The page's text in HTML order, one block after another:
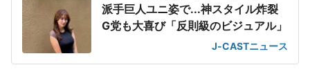
派手巨人ユニ姿で...神スタイル炸裂
G党も大喜び「反則級のビジュアル」
J-CASTニュース